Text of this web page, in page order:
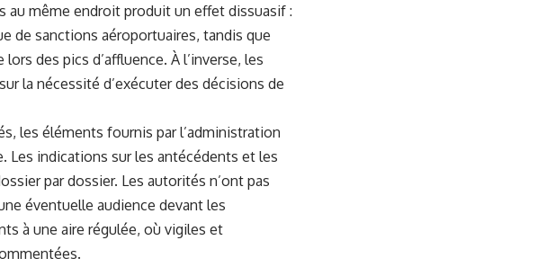
au même endroit produit un effet dissuasif :
de sanctions aéroportuaires, tandis que
des pics d’affluence. À l’inverse, les
la nécessité d’exécuter des décisions de
les éléments fournis par l’administration
Les indications sur les antécédents et les
par dossier. Les autorités n’ont pas
éventuelle audience devant les
à une aire régulée, où vigiles et